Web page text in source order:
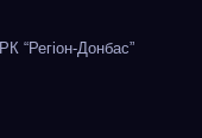
“Регіон-Донбас”